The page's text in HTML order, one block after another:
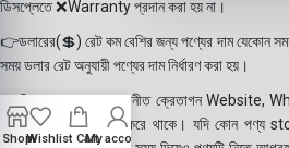
ডিসপ্লেতে ❌Warranty প্রদান করা হয় না।
👉ডলারের(💲) রেট কম বেশির জন্য পণ্যের দাম যেকোন
সময় ডলার রেট অনুযায়ী পণ্যের দাম নির্ধারণ করা হয়।
👉বিঃ দ্রঃ- আমাদের সম্মানীত ক্রেতাগন Website,
ফোন করে পণ্য Order করে থাকে। যদি কোন পণ্য
ShopWishlist CartMy account